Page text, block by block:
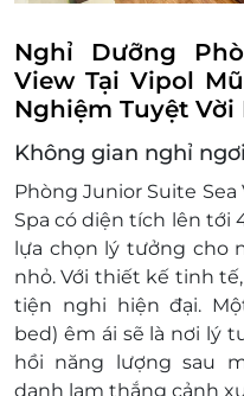
Điều kiện đặt & nhận
Đặt ít nhất 7 -
(tùy tình trạng
cần đặt trước 3
Giờ nhận phòng:
Trước 12h00
Check in sớm -
vào tình trạng
theo quy định
Hotline đặt
1900 2065 / 0702
Văn phòng HCM:
Điều kiện lưu ý bắt
Nghỉ Dưỡng
View Tại Vipol
Nghiệm Tuyệt Vời
Không gian nghỉ
Phòng Junior Suite
Spa có diện tích lên tới
lựa chọn lý tưởng cho
nhỏ. Với thiết kế tinh
tiện nghi hiện đại.
bed) êm ái sẽ là nơi lý
hồi năng lượng sau
danh lam thắng cảnh